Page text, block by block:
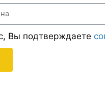
Вы подтверждаете